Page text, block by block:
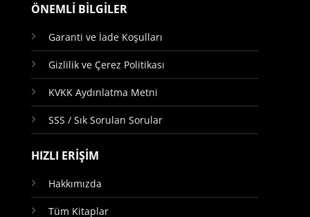
ÖNEMLİ BİLGİLER
Garanti ve İade Koşulları
Gizlilik ve Çerez Politikası
KVKK Aydınlatma Metni
SSS / Sık Sorulan Sorular
HIZLI ERİŞİM
Hakkımızda
Tüm Kitaplar